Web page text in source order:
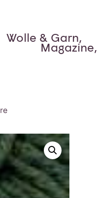
Wolle & Garn,
Magazine,